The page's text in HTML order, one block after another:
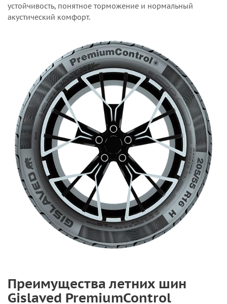
устойчивость, понятное торможение и нормальный
акустический комфорт.
Преимущества летних шин
Gislaved PremiumControl